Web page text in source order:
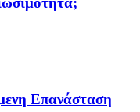
Επανάσταση